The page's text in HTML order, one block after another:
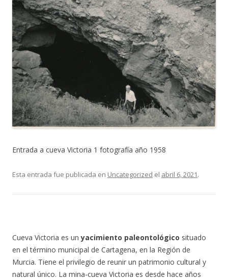
Entrada a cueva Victoria 1 fotografía año 1958
Esta entrada fue publicada en Uncategorized el abril 6, 2021.
Cueva Victoria es unyacimiento paleontológico situado
en el término municipal de Cartagena, en la Región de
Murcia. Tiene el privilegio de reunir un patrimonio cultural y
natural único. La mina-cueva Victoria es desde hace años